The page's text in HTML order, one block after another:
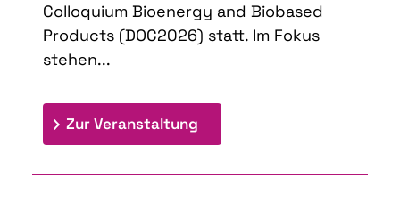
Colloquium Bioenergy and Biobased
Products (DOC2026) statt. Im Fokus
stehen...
Zur Veranstaltung